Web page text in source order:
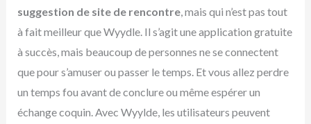
suggestion de site de rencontre, mais qui n’est pas tout
à fait meilleur que Wyydle. Il s’agit une application gratuite
à succès, mais beaucoup de personnes ne se connectent
que pour s’amuser ou passer le temps. Et vous allez perdre
un temps fou avant de conclure ou même espérer un
échange coquin. Avec Wyylde, les utilisateurs peuvent